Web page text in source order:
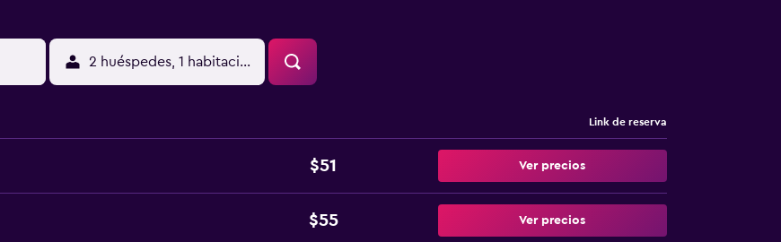
2 huéspedes, 1 habitación
Link de reserva
$51 Ver precios
$55 Ver precios